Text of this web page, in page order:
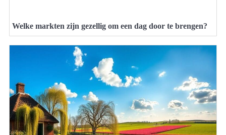
Welke markten zijn gezellig om een dag door te brengen?